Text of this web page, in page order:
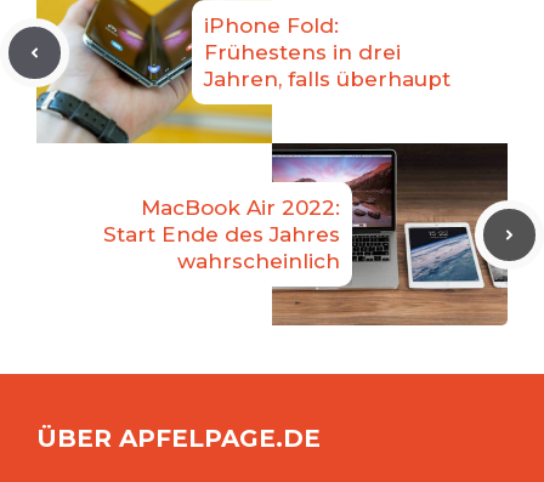
iPhone Fold:
Frühestens in drei
Jahren, falls überhaupt
MacBook Air 2022:
Start Ende des Jahres
wahrscheinlich
ÜBER APFELPAGE.DE